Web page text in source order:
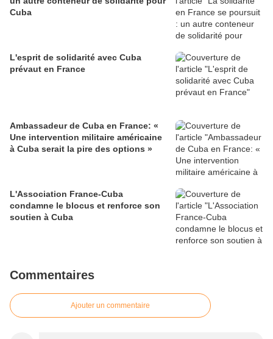
Cuba
L'esprit de solidarité avec Cuba
prévaut en France
Ambassadeur de Cuba en France: «
Une intervention militaire américaine
à Cuba serait la pire des options »
L'Association France-Cuba
condamne le blocus et renforce son
soutien à Cuba
Commentaires
Ajouter un commentaire